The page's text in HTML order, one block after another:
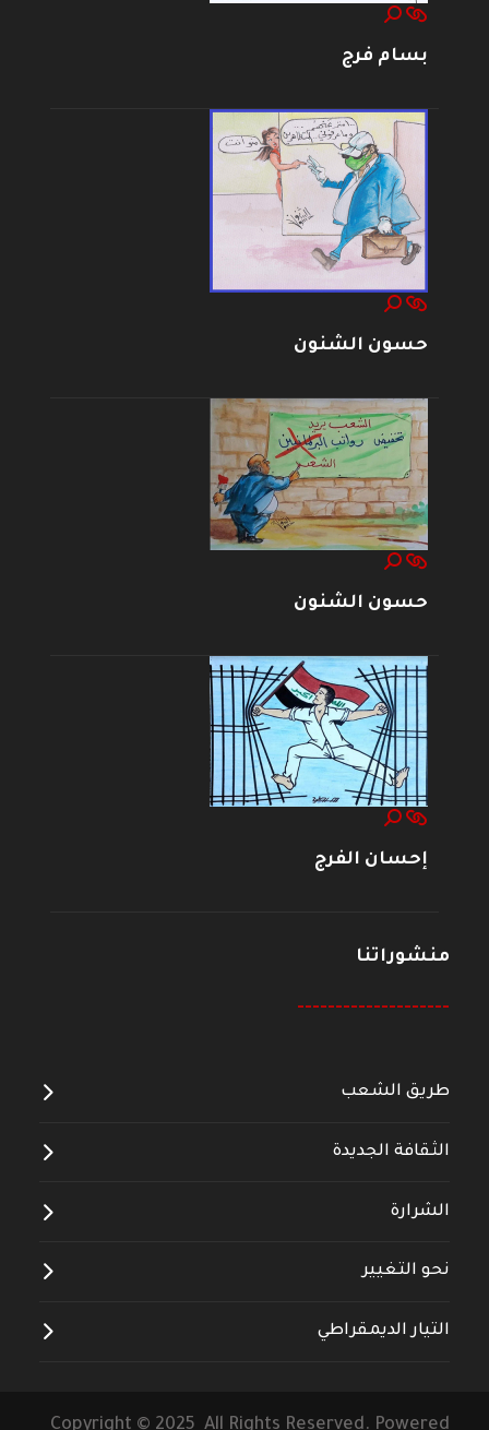
بسام فرج
حسون الشنون
حسون الشنون
إحسان الفرج
منشوراتنا
--------------------
طريق الشعب
الثقافة الجديدة
الشرارة
نحو التغيير
التيار الديمقراطي
Copyright © 2025 All Rights Reserved. Powered